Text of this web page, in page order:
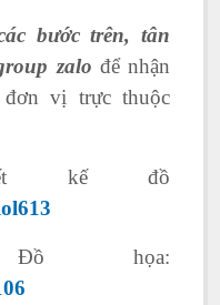
bước trên, tân
zalo để nhận
vị trực thuộc
kế đồ
họa: